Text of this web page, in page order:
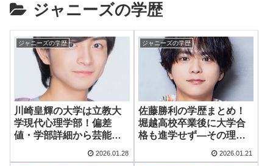
ジャニーズの学歴
ジャニーズの学歴
川崎皇輝の大学は立教大
学現代心理学部！偏差
値・学部詳細から芸能活
2026.01.28
ジャニーズの学歴
佐藤勝利の学歴まとめ！
堀越高校卒業後に大学合
格も進学せず―その理由
2026.01.21